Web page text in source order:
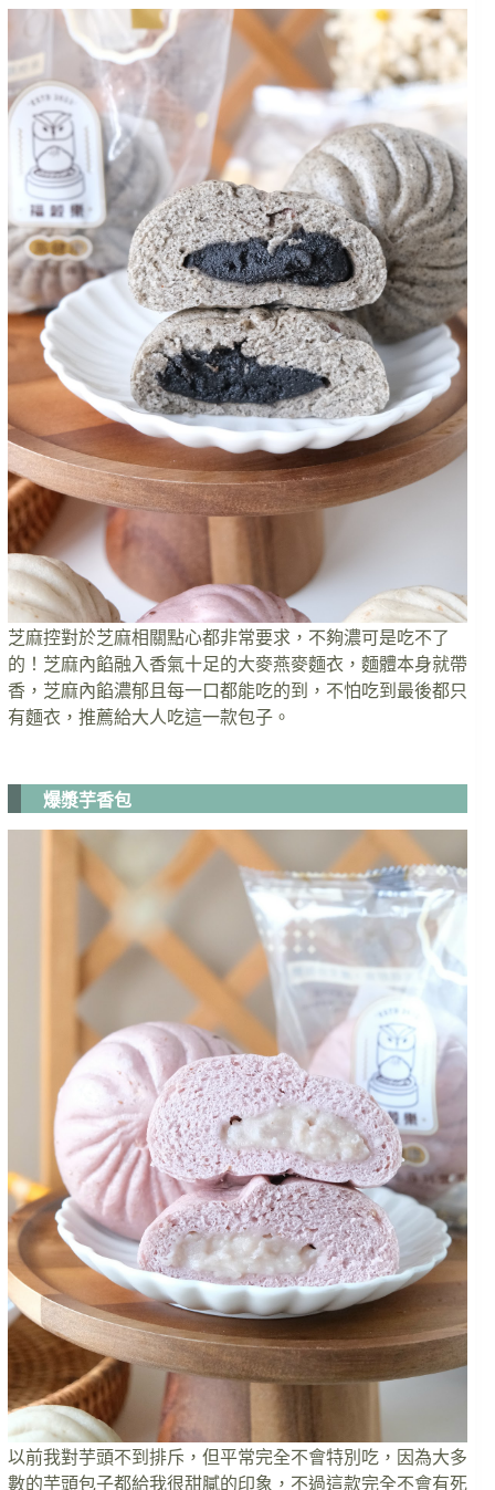
芝麻控對於芝麻相關點心都非常要求，不夠濃可是吃不了
的！芝麻內餡融入香氣十足的大麥燕麥麵衣，麵體本身就帶
香，芝麻內餡濃郁且每一口都能吃的到，不怕吃到最後都只
有麵衣，推薦給大人吃這一款包子。
爆漿芋香包
以前我對芋頭不到排斥，但平常完全不會特別吃，因為大多
數的芋頭包子都給我很甜膩的印象，不過這款完全不會有死